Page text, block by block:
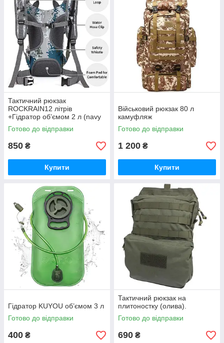
Тактичний рюкзак
ROCKRAIN12 літрів
+Гідратор об’ємом 2 л (navy
camo)
Готово до відправки
850 ₴
Купити
Військовий рюкзак 80 л
камуфляж
Готово до відправки
1 200 ₴
Купити
Гідратор KUYOU об’ємом 3 л
Готово до відправки
400 ₴
Тактичний рюкзак на
плитоностку (олива).
Готово до відправки
690 ₴